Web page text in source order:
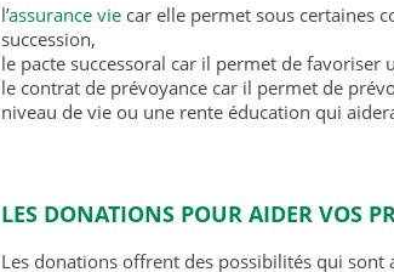
l’assurance vie car elle permet sous certaines
succession,
le pacte successoral car il permet de favoriser
le contrat de prévoyance car il permet de
niveau de vie ou une rente éducation qui
LES DONATIONS POUR AIDER VOS
Les donations offrent des possibilités qui